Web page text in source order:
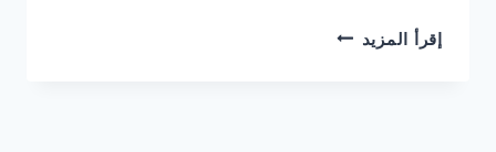
إقرأ المزيد شركة